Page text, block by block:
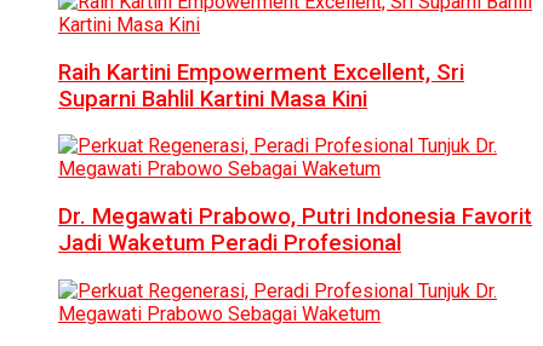
Raih Kartini Empowerment Excellent, Sri
Suparni Bahlil Kartini Masa Kini
Dr. Megawati Prabowo, Putri Indonesia Favorit
Jadi Waketum Peradi Profesional